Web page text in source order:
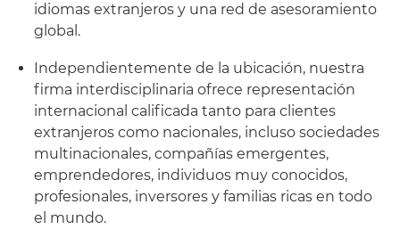
idiomas extranjeros y una red de asesoramiento
global.
Independientemente de la ubicación, nuestra
firma interdisciplinaria ofrece representación
internacional calificada tanto para clientes
extranjeros como nacionales, incluso sociedades
multinacionales, compañías emergentes,
emprendedores, individuos muy conocidos,
profesionales, inversores y familias ricas en todo
el mundo.